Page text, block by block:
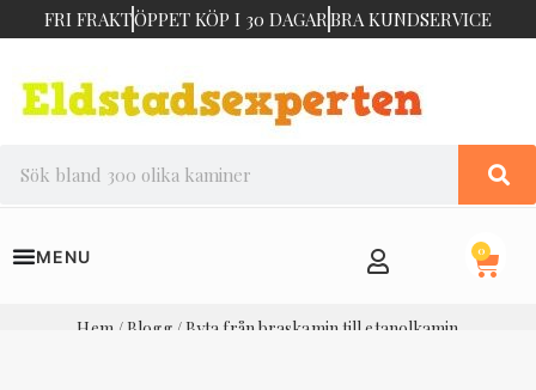
FRI FRAKTÖPPET KÖP I 30 DAGARBRA KUNDSERVICE
0
Hem /Blogg/ Byta från braskamin till etanolkamin